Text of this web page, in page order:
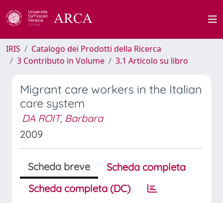
IRIS
Catalogo dei Prodotti della Ricerca
3 Contributo in Volume
3.1 Articolo su libro
Migrant care workers in the Italian
care system
DA ROIT, Barbara
2009
Scheda breve
Scheda completa
Scheda completa (DC)